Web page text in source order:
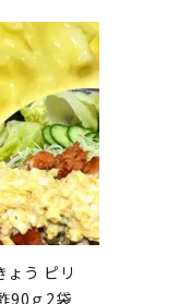
ょう ピリ
90ｇ2袋